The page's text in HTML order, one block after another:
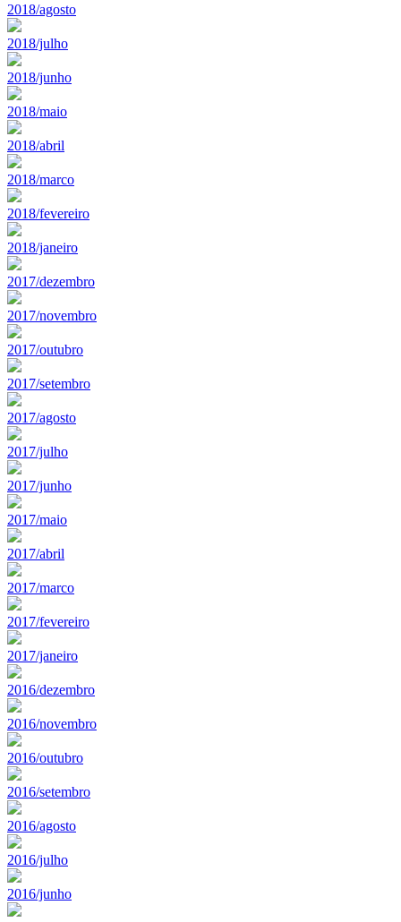
2018/agosto
2018/julho
2018/junho
2018/maio
2018/abril
2018/marco
2018/fevereiro
2018/janeiro
2017/dezembro
2017/novembro
2017/outubro
2017/setembro
2017/agosto
2017/julho
2017/junho
2017/maio
2017/abril
2017/marco
2017/fevereiro
2017/janeiro
2016/dezembro
2016/novembro
2016/outubro
2016/setembro
2016/agosto
2016/julho
2016/junho